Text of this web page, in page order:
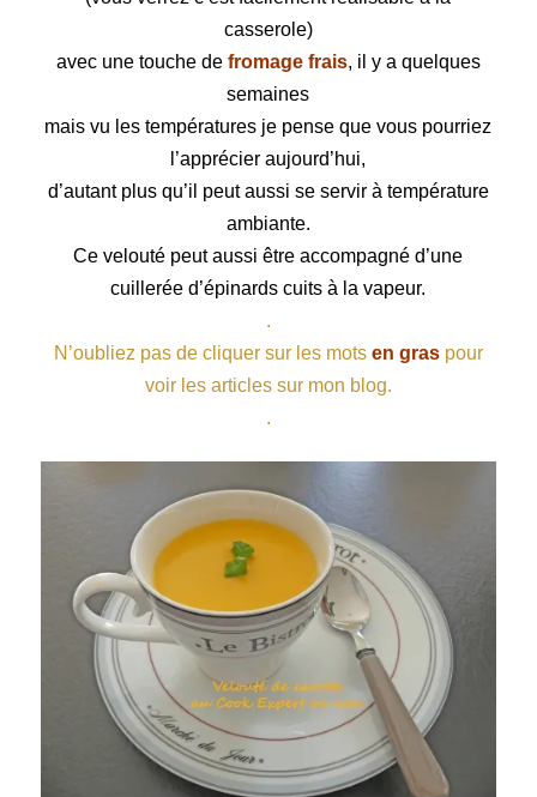
casserole)
avec une touche de fromage frais, il y a quelques
semaines
mais vu les températures je pense que vous pourriez
l’apprécier aujourd’hui,
d’autant plus qu’il peut aussi se servir à température
ambiante.
Ce velouté peut aussi être accompagné d’une
cuillerée d’épinards cuits à la vapeur.
.
N’oubliez pas de cliquer sur les mots en graspour
voir les articles sur mon blog.
.